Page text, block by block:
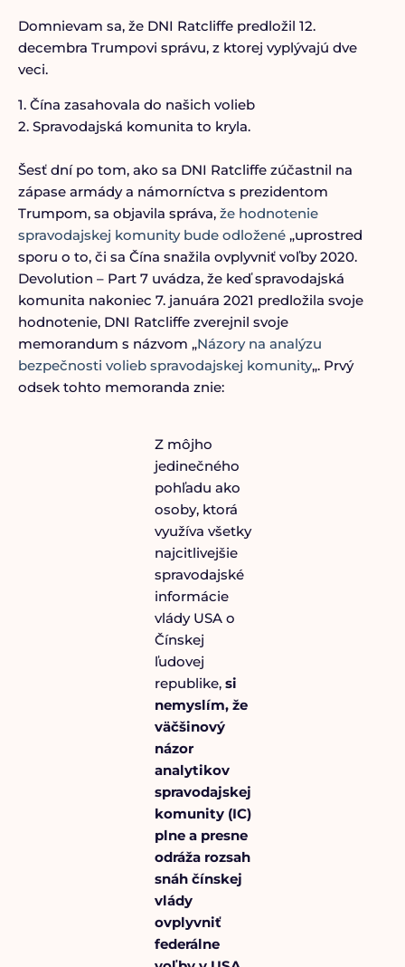
Domnievam sa, že DNI Ratcliffe predložil 12.
decembra Trumpovi správu, z ktorej vyplývajú dve
veci.
1. Čína zasahovala do našich volieb
2. Spravodajská komunita to kryla.
Šesť dní po tom, ako sa DNI Ratcliffe zúčastnil na
zápase armády a námorníctva s prezidentom
Trumpom, sa objavila správa, že hodnotenie
spravodajskej komunity bude odložené„uprostred
sporu o to, či sa Čína snažila ovplyvniť voľby 2020.
Devolution – Part 7 uvádza, že keď spravodajská
komunita nakoniec 7. januára 2021 predložila svoje
hodnotenie, DNI Ratcliffe zverejnil svoje
memorandum s názvom „Názory na analýzu
bezpečnosti volieb spravodajskej komunity„. Prvý
odsek tohto memoranda znie:
Z môjho
jedinečného
pohľadu ako
osoby, ktorá
využíva všetky
najcitlivejšie
spravodajské
informácie
vlády USA o
Čínskej
ľudovej
republike, si
nemyslím, že
väčšinový
názor
analytikov
spravodajskej
komunity (IC)
plne a presne
odráža rozsah
snáh čínskej
vlády
ovplyvniť
federálne